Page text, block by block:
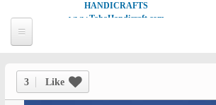
HANDICRAFTS
www.TahaHandicraft.com
3 Like